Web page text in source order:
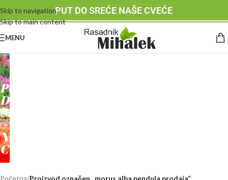
Skip to navigation
Skip to main content
PUT DO SREĆE NAŠE CVEĆE
MENU
RASADNIK
MIHALEK
PUT
DO
SREĆE
-
NAŠE
CVEĆE
Početna/Proizvod označen „morus alba pendula prodaja“